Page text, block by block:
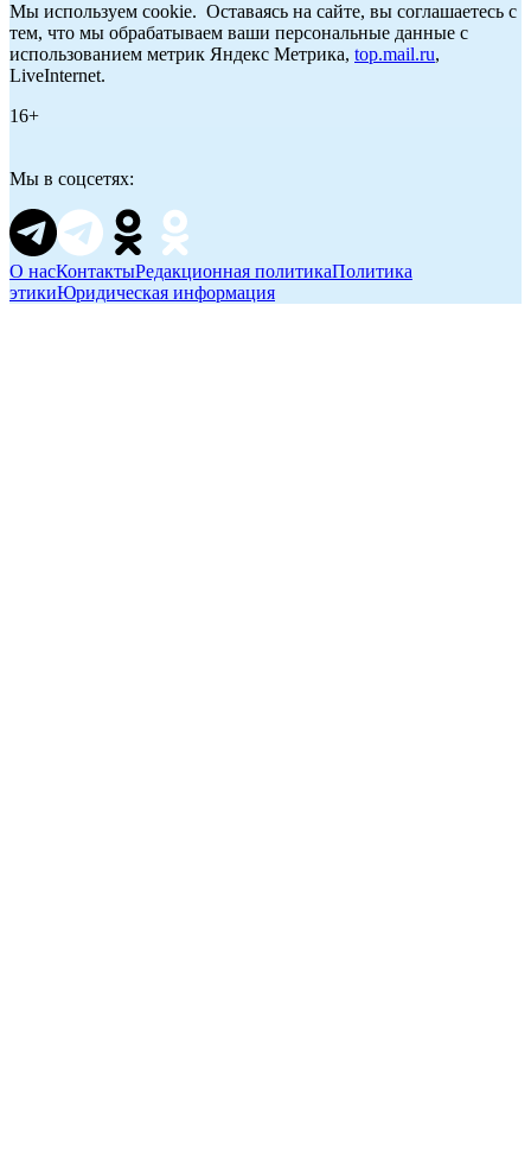
Мы используем cookie. Оставаясь на сайте, вы соглашаетесь с
тем, что мы обрабатываем ваши персональные данные с
использованием метрик Яндекс Метрика, top.mail.ru,
LiveInternet.
16+
Мы в соцсетях:
О насКонтактыРедакционная политикаПолитика
этикиЮридическая информация